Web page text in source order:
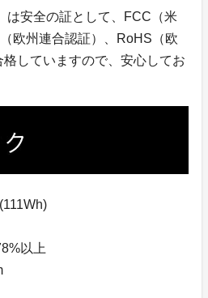
は安全の証として、FCC（米
欧州連合認証）、RoHS（欧
していますので、安心してお
以上